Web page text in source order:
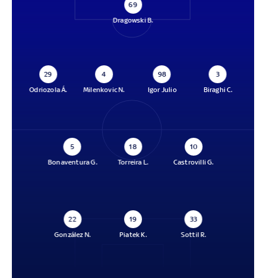
69
Dragowski B.
29
Odriozola Á.
4
Milenkovic N.
98
Igor Julio
3
Biraghi C.
5
Bonaventura G.
18
Torreira L.
10
Castrovilli G.
22
González N.
19
Piatek K.
33
Sottil R.